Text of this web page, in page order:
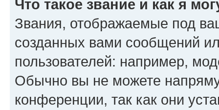
Что такое звание и как я
Звания, отображаемые под
созданных вами сообщений
пользователей: например,
Обычно вы не можете
конференции, так как они